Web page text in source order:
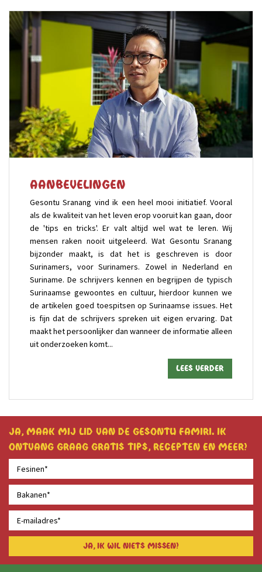
Aanbevelingen
Gesontu Sranang vind ik een heel mooi initiatief. Vooral
als de kwaliteit van het leven erop vooruit kan gaan, door
de 'tips en tricks'. Er valt altijd wel wat te leren. Wij
mensen raken nooit uitgeleerd. Wat Gesontu Sranang
bijzonder maakt, is dat het is geschreven is door
Surinamers, voor Surinamers. Zowel in Nederland en
Suriname. De schrijvers kennen en begrijpen de typisch
Surinaamse gewoontes en cultuur, hierdoor kunnen we
de artikelen goed toespitsen op Surinaamse issues. Het
is fijn dat de schrijvers spreken uit eigen ervaring. Dat
maakt het persoonlijker dan wanneer de informatie alleen
uit onderzoeken komt...
Lees verder
Ja, maak mij lid van de Gesontu famiri. Ik
ontvang graag gratis tips, recepten en meer!
Ja, ik wil niets missen!